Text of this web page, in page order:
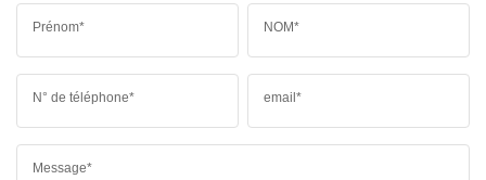
Prénom* NOM*
N° de téléphone* email*
Message*